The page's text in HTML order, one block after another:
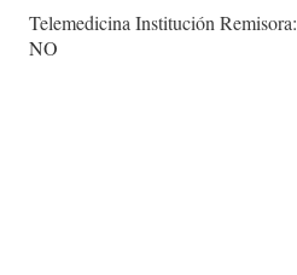
Telemedicina Institución Remisora:
NO